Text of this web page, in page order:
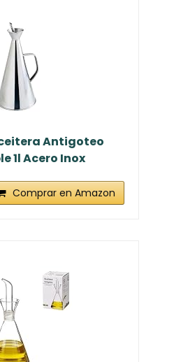
Antigoteo
1l Acero Inox
Comprar en Amazon